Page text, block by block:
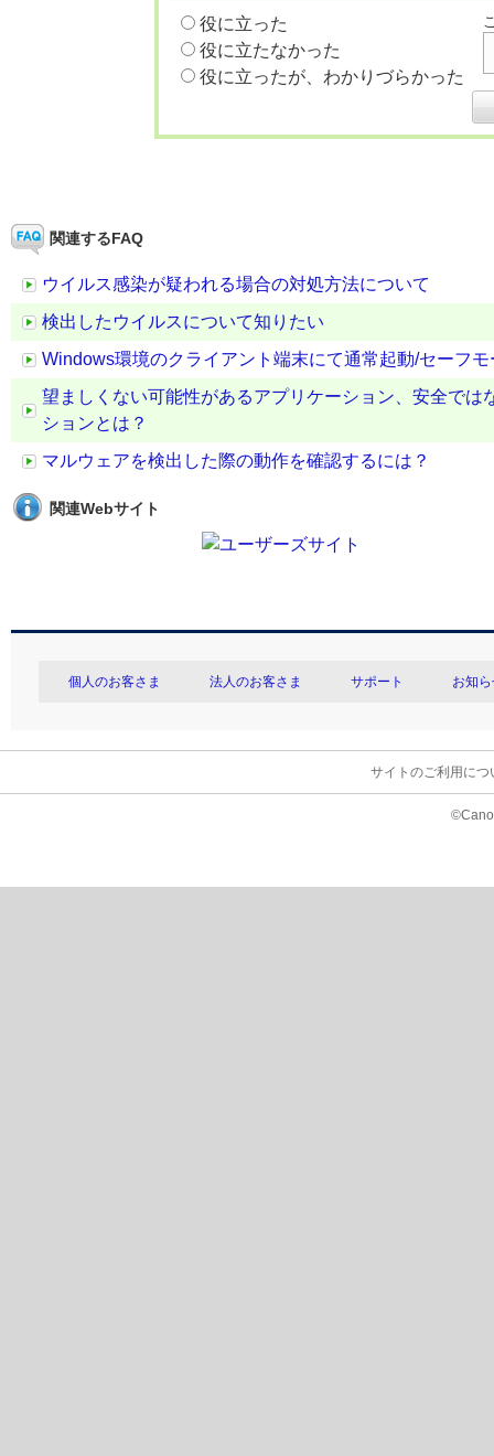
役に立った
役に立たなかった
役に立ったが、わかりづらかった
関連するFAQ
ウイルス感染が疑われる場合の対処方法について
検出したウイルスについて知りたい
Windows環境のクライアント端末にて通常起動/セーフ
望ましくない可能性があるアプリケーション、安全で
ションとは？
マルウェアを検出した際の動作を確認するには？
関連Webサイト
個人のお客さま 法人のお客さま サポート お知
サイトのご利用につ